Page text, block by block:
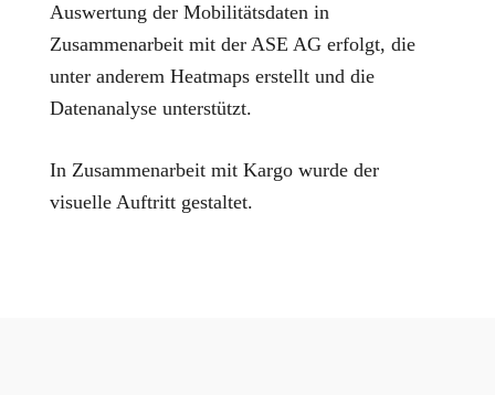
Auswertung der Mobilitätsdaten in
Zusammenarbeit mit der ASE AG erfolgt, die
unter anderem Heatmaps erstellt und die
Datenanalyse unterstützt.
In Zusammenarbeit mit Kargo wurde der
visuelle Auftritt gestaltet.